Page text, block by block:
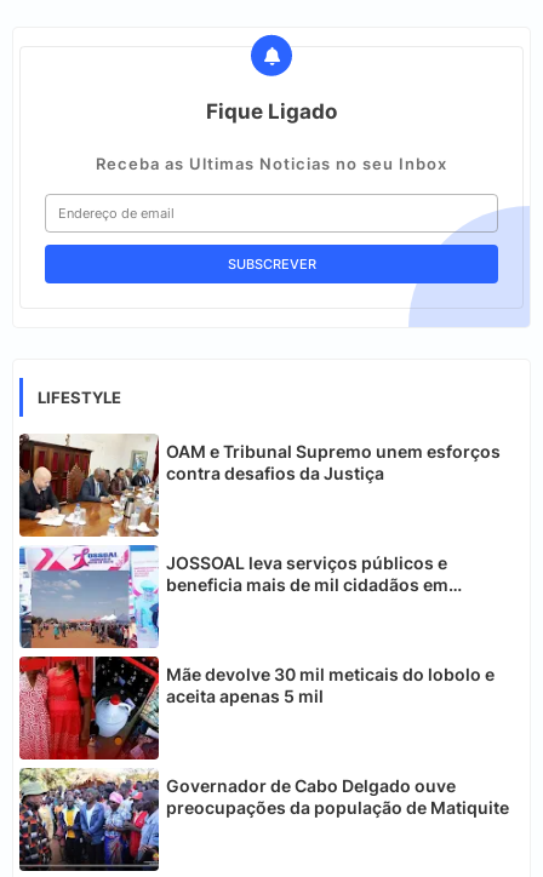
Fique Ligado
Receba as Ultimas Noticias no seu Inbox
LIFESTYLE
OAM e Tribunal Supremo unem esforços
contra desafios da Justiça
JOSSOAL leva serviços públicos e
beneficia mais de mil cidadãos em
Mãe devolve 30 mil meticais do lobolo e
aceita apenas 5 mil
Governador de Cabo Delgado ouve
preocupações da população de Matiquite